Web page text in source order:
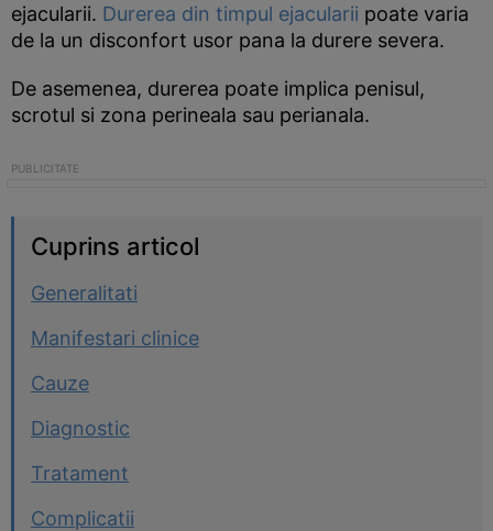
ejacularii. Durerea din timpul ejacularii poate varia
de la un disconfort usor pana la durere severa.
De asemenea, durerea poate implica penisul,
scrotul si zona perineala sau perianala.
Cuprins articol
Generalitati
Manifestari clinice
Cauze
Diagnostic
Tratament
Complicatii